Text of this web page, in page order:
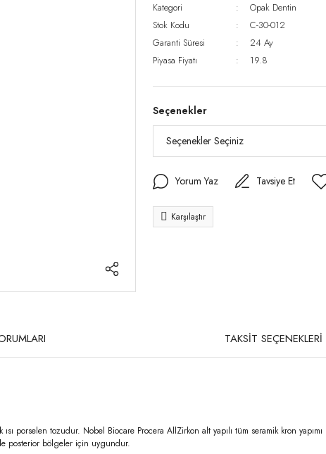
Kategori
Opak Dentin
Stok Kodu
C-30-012
Garanti Süresi
24 Ay
Piyasa Fiyatı
19.8
Seçenekler
Yorum Yaz Tavsiye Et
Karşılaştır
TAKSİT SEÇENEKLERİ
porselen tozudur. Nobel Biocare Procera AllZirkon alt yapılı tüm seramik kron
posterior bölgeler için uygundur.